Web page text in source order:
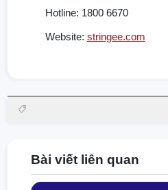
Hotline: 1800 6670
Website: stringee.com
Bài viết liên quan